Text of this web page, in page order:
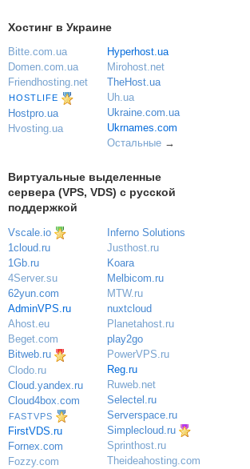
Хостинг в Украине
Bitte.com.ua
Domen.com.ua
Friendhosting.net
HOSTLIFE
Hostpro.ua
Hvosting.ua
Hyperhost.ua
Mirohost.net
TheHost.ua
Uh.ua
Ukraine.com.ua
Ukrnames.com
Остальные→
Виртуальные выделенные
сервера (VPS, VDS) с русской
поддержкой
Vscale.io
1cloud.ru
1Gb.ru
4Server.su
62yun.com
AdminVPS.ru
Ahost.eu
Beget.com
Bitweb.ru
Clodo.ru
Cloud.yandex.ru
Cloud4box.com
FASTVPS
FirstVDS.ru
Fornex.com
Fozzy.com
Inferno Solutions
Justhost.ru
Koara
Melbicom.ru
MTW.ru
nuxtcloud
Planetahost.ru
play2go
PowerVPS.ru
Reg.ru
Ruweb.net
Selectel.ru
Serverspace.ru
Simplecloud.ru
Sprinthost.ru
Theideahosting.com